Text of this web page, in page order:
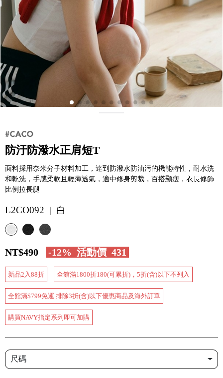
防汙防潑水正肩短T
面料採用奈米分子材料加工，達到防潑水防油污的機能特性，耐水洗
和乾洗，手感柔軟且輕薄透氣，適中修身剪裁，百搭顯瘦，衣長修飾
比例拉長腿
L2CO092 | 白
NT$490 -12% 活動價 431
新品2入88折 全館滿1800折180(可累折)，5折(含)以下不列入
全館滿$799免運 排除3折(含)以下優惠商品及海外訂單
購買NAVY指定系列即可加購
尺碼